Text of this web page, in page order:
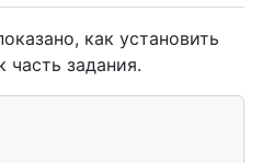
как установить
часть задания.